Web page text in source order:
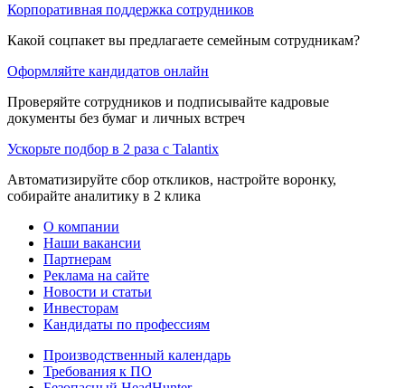
Корпоративная поддержка сотрудников
Какой соцпакет вы предлагаете семейным сотрудникам?
Оформляйте кандидатов онлайн
Проверяйте сотрудников и подписывайте кадровые
документы без бумаг и личных встреч
Ускорьте подбор в 2 раза с Talantix
Автоматизируйте сбор откликов, настройте воронку,
собирайте аналитику в 2 клика
О компании
Наши вакансии
Партнерам
Реклама на сайте
Новости и статьи
Инвесторам
Кандидаты по профессиям
Производственный календарь
Требования к ПО